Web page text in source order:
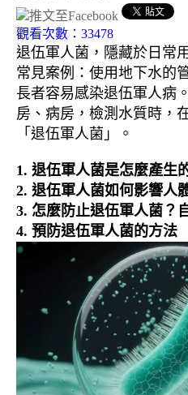
觀看次數：33478
退伍軍人菌，隱藏於日常
常見案例：使用地下水的
長者容易感染退伍軍人病
房、病房，檢測水質時，
「退伍軍人菌」。
1. 退伍軍人菌是怎麼產生
2. 退伍軍人菌如何影響人
3. 怎麼防止退伍軍人菌？
4. 預防退伍軍人菌的方法